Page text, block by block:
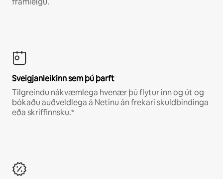
Sveigjanleikinn sem þú þarft
Tilgreindu nákvæmlega hvenær þú flytur inn og út og
bókaðu auðveldlega á Netinu án frekari skuldbindinga
eða skriffinnsku.*